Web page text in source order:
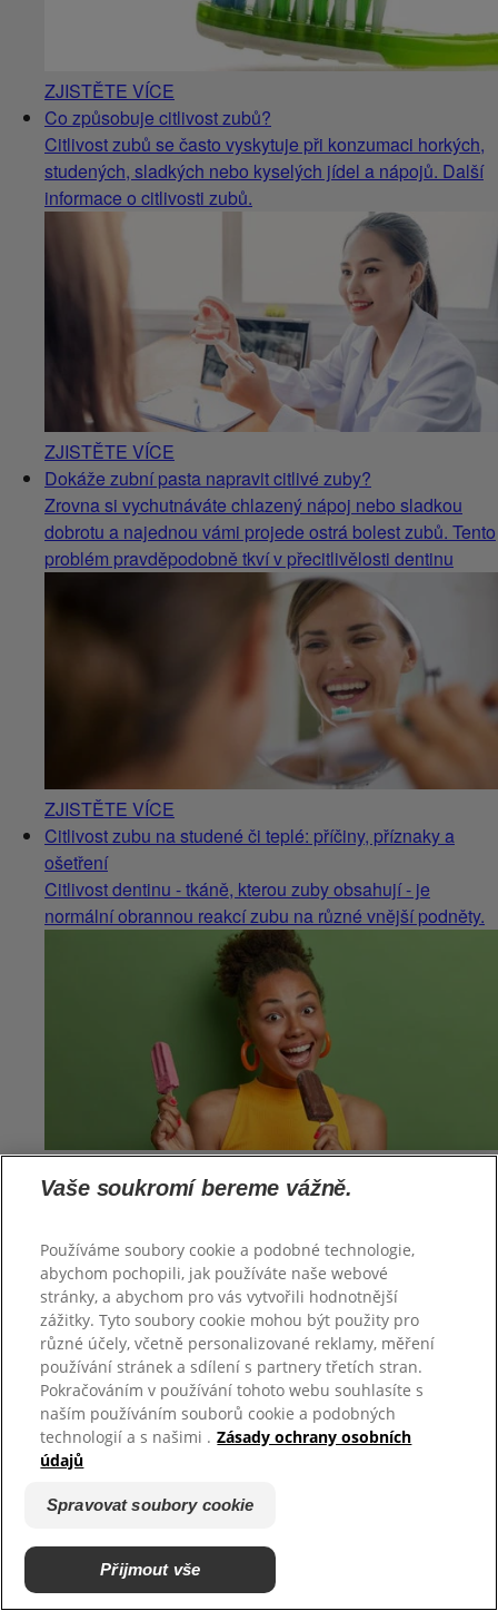
ZJISTĚTE VÍCE
Co způsobuje citlivost zubů?
Citlivost zubů se často vyskytuje při konzumaci horkých,
studených, sladkých nebo kyselých jídel a nápojů. Další
informace o citlivosti zubů.
ZJISTĚTE VÍCE
Dokáže zubní pasta napravit citlivé zuby?
Zrovna si vychutnáváte chlazený nápoj nebo sladkou
dobrotu a najednou vámi projede ostrá bolest zubů. Tento
problém pravděpodobně tkví v přecitlivělosti dentinu
ZJISTĚTE VÍCE
Citlivost zubu na studené či teplé: příčiny, příznaky a
ošetření
Citlivost dentinu - tkáně, kterou zuby obsahují - je
normální obrannou reakcí zubu na různé vnější podněty.
Jak posílit oslabenou zubní sklovinu?
sklovinou. Některé faktory, jako např. genetika, nejsme
schopni ovlivnit, ale některé pramení z životního stylu,
který vedeme.
ZJISTĚTE VÍCE
Zubní eroze: Které potraviny a nápoje mohou mít vliv na
Vaše soukromí bereme vážně.
Používáme soubory cookie a podobné technologie,
abychom pochopili, jak používáte naše webové
stránky, a abychom pro vás vytvořili hodnotnější
zážitky. Tyto soubory cookie mohou být použity pro
různé účely, včetně personalizované reklamy, měření
používání stránek a sdílení s partnery třetích stran.
Pokračováním v používání tohoto webu souhlasíte s
naším používáním souborů cookie a podobných
technologií a s našimi . Zásady ochrany osobních
údajů
Spravovat soubory cookie
Přijmout vše